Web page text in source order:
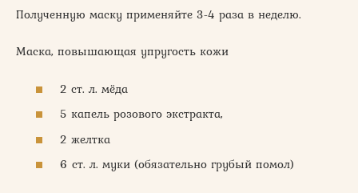
Полученную маску применяйте 3-4 раза в неделю.
Маска, повышающая упругость кожи
2 ст. л. мёда
5 капель розового экстракта,
2 желтка
6 ст. л. муки (обязательно грубый помол)